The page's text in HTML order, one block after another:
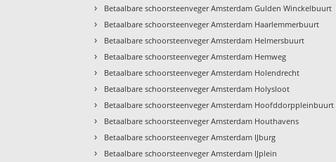
› Betaalbare schoorsteenveger Amsterdam Gulden Winckelbuurt
› Betaalbare schoorsteenveger Amsterdam Haarlemmerbuurt
› Betaalbare schoorsteenveger Amsterdam Helmersbuurt
› Betaalbare schoorsteenveger Amsterdam Hemweg
› Betaalbare schoorsteenveger Amsterdam Holendrecht
› Betaalbare schoorsteenveger Amsterdam Holysloot
› Betaalbare schoorsteenveger Amsterdam Hoofddorppleinbuurt
› Betaalbare schoorsteenveger Amsterdam Houthavens
› Betaalbare schoorsteenveger Amsterdam IJburg
› Betaalbare schoorsteenveger Amsterdam IJplein